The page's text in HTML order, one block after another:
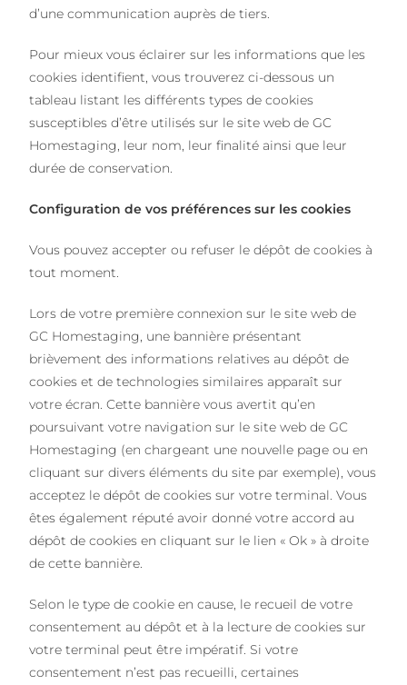
d’une communication auprès de tiers.
Pour mieux vous éclairer sur les informations que les
cookies identifient, vous trouverez ci-dessous un
tableau listant les différents types de cookies
susceptibles d’être utilisés sur le site web de GC
Homestaging, leur nom, leur finalité ainsi que leur
durée de conservation.
Configuration de vos préférences sur les cookies
Vous pouvez accepter ou refuser le dépôt de cookies à
tout moment.
Lors de votre première connexion sur le site web de
GC Homestaging, une bannière présentant
brièvement des informations relatives au dépôt de
cookies et de technologies similaires apparaît sur
votre écran. Cette bannière vous avertit qu’en
poursuivant votre navigation sur le site web de GC
Homestaging (en chargeant une nouvelle page ou en
cliquant sur divers éléments du site par exemple), vous
acceptez le dépôt de cookies sur votre terminal. Vous
êtes également réputé avoir donné votre accord au
dépôt de cookies en cliquant sur le lien « Ok » à droite
de cette bannière.
Selon le type de cookie en cause, le recueil de votre
consentement au dépôt et à la lecture de cookies sur
votre terminal peut être impératif. Si votre
consentement n’est pas recueilli, certaines